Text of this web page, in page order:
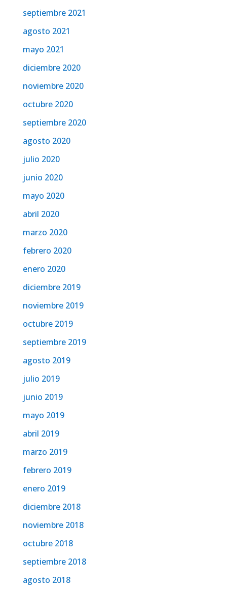
septiembre 2021
agosto 2021
mayo 2021
diciembre 2020
noviembre 2020
octubre 2020
septiembre 2020
agosto 2020
julio 2020
junio 2020
mayo 2020
abril 2020
marzo 2020
febrero 2020
enero 2020
diciembre 2019
noviembre 2019
octubre 2019
septiembre 2019
agosto 2019
julio 2019
junio 2019
mayo 2019
abril 2019
marzo 2019
febrero 2019
enero 2019
diciembre 2018
noviembre 2018
octubre 2018
septiembre 2018
agosto 2018